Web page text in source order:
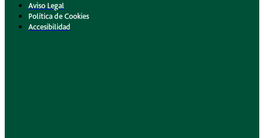
Aviso Legal
Política de Cookies
Accesibilidad